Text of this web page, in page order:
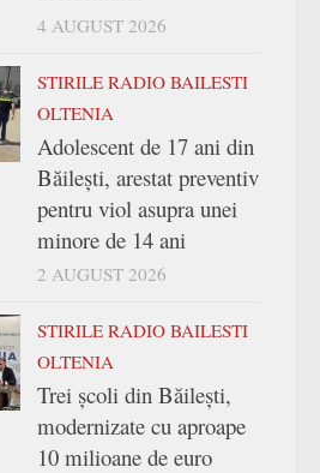
4 AUGUST 2026
STIRILE RADIO BAILESTI
OLTENIA
Adolescent de 17 ani din
Băilești, arestat preventiv
pentru viol asupra unei
minore de 14 ani
2 AUGUST 2026
STIRILE RADIO BAILESTI
OLTENIA
Trei şcoli din Băileşti,
modernizate cu aproape
10 milioane de euro